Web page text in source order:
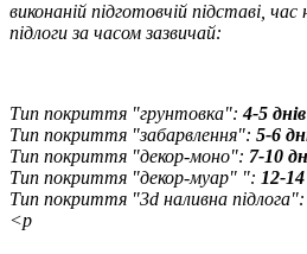
виконаній підготовчій підставі, час
підлоги за часом зазвичай:
Тип покриття "грунтовка":4-5 днів
Тип покриття "забарвлення": 5-6
Тип покриття "декор-моно": 7-10
Тип покриття "декор-муар" ": 12-
Тип покриття "3d наливна підлога":
<p